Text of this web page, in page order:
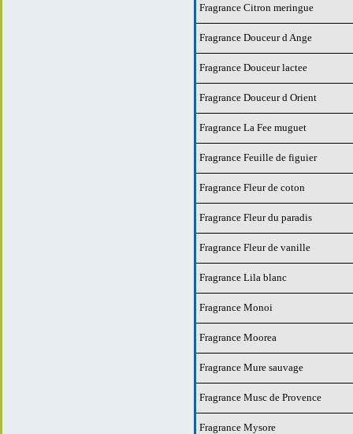
Fragrance Citron meringue
Fragrance Douceur d Ange
Fragrance Douceur lactee
Fragrance Douceur d Orient
Fragrance La Fee muguet
Fragrance Feuille de figuier
Fragrance Fleur de coton
Fragrance Fleur du paradis
Fragrance Fleur de vanille
Fragrance Lila blanc
Fragrance Monoi
Fragrance Moorea
Fragrance Mure sauvage
Fragrance Musc de Provence
Fragrance Mysore